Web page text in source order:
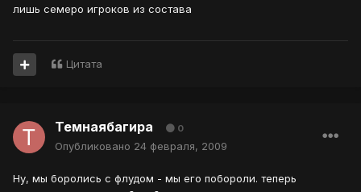
лишь семеро игроков из состава
Цитата
Темнаябагира 0
Опубликовано 24 февраля, 2009
Ну, мы боролись с флудом - мы его побороли. теперь